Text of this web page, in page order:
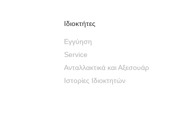
Ιδιοκτήτες
Εγγύηση
Service
Ανταλλακτικά και Αξεσουάρ
Iστορίες Ιδιοκτητών